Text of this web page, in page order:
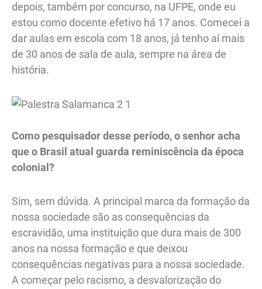
depois, também por concurso, na UFPE, onde eu
estou como docente efetivo há 17 anos. Comecei a
dar aulas em escola com 18 anos, já tenho aí mais
de 30 anos de sala de aula, sempre na área de
história.
Como pesquisador desse período, o senhor acha
que o Brasil atual guarda reminiscência da época
colonial?
Sim, sem dúvida. A principal marca da formação da
nossa sociedade são as consequências da
escravidão, uma instituição que dura mais de 300
anos na nossa formação e que deixou
consequências negativas para a nossa sociedade.
A começar pelo racismo, a desvalorização do